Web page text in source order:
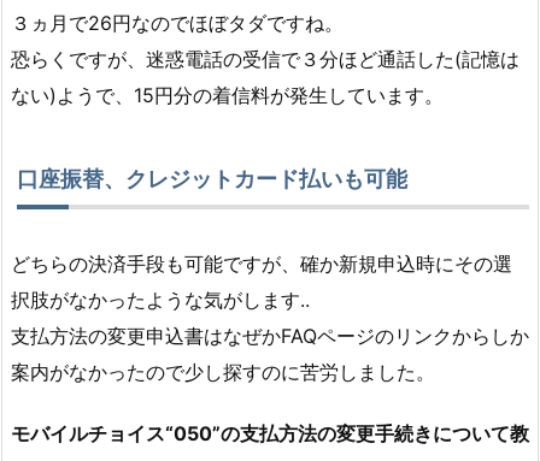
３ヵ月で26円なのでほぼタダですね。
恐らくですが、迷惑電話の受信で３分ほど通話した(記憶は
ない)ようで、15円分の着信料が発生しています。
口座振替、クレジットカード払いも可能
どちらの決済手段も可能ですが、確か新規申込時にその選
択肢がなかったような気がします..
支払方法の変更申込書はなぜかFAQページのリンクからしか
案内がなかったので少し探すのに苦労しました。
モバイルチョイス“050”の支払方法の変更手続きについて教